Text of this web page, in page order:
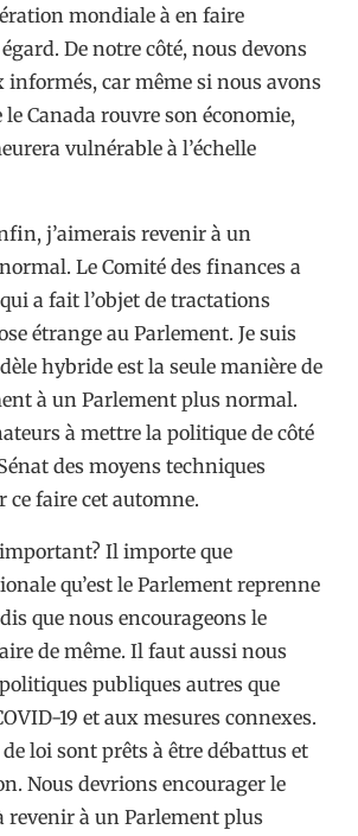
mondiale à en faire
De notre côté, nous devons
informés, car même si nous avons
Canada rouvre son économie,
vulnérable à l’échelle
j’aimerais revenir à un
Le Comité des finances a
a fait l’objet de tractations
étrange au Parlement. Je suis
hybride est la seule manière de
à un Parlement plus normal.
à mettre la politique de côté
des moyens techniques
ce faire cet automne.
Il importe que
qu’est le Parlement reprenne
que nous encourageons le
de même. Il faut aussi nous
publiques autres que
19 et aux mesures connexes.
loi sont prêts à être débattus et
Nous devrions encourager le
revenir à un Parlement plus